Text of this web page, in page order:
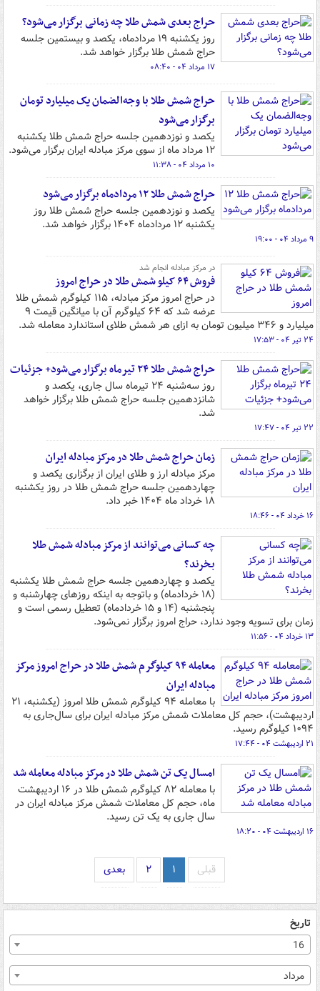
حراج بعدی شمش طلا چه زمانی برگزار می‌شود؟
روز یکشنبه ۱۹ مردادماه، یکصد و بیستمین جلسه
حراج شمش طلا برگزار خواهد شد.
۱۷ مرداد ۰۴ - ۰۸:۴۰
حراج شمش طلا با وجه‌الضمان یک میلیارد تومان
برگزار می‌شود
یکصد و نوزدهمین جلسه حراج شمش طلا یکشنبه
۱۲ مرداد ماه از سوی مرکز مبادله ایران برگزار می‌شود.
۱۰ مرداد ۰۴ - ۱۱:۳۸
حراج شمش طلا ۱۲ مردادماه برگزار می‌شود
یکصد و نوزدهمین جلسه حراج شمش طلا روز
یکشنبه ۱۲ مردادماه ۱۴۰۴ برگزار خواهد شد.
۹ مرداد ۰۴ - ۱۹:۰۰
در مرکز مبادله انجام شد
فروش ۶۴ کیلو شمش طلا در حراج امروز
در حراج امروز مرکز مبادله، ۱۱۵ کیلوگرم شمش طلا
عرضه شد که ۶۴ کیلوگرم آن با میانگین قیمت ۹
میلیارد و ۳۴۶ میلیون تومان به ازای هر شمش طلای استاندارد معامله شد.
۲۴ تیر ۰۴ - ۱۷:۵۳
حراج شمش طلا ۲۴ تیرماه برگزار می‌شود+ جزئیات
روز سه‌شنبه ۲۴ تیرماه سال جاری، یکصد و
شانزدهمین جلسه حراج شمش طلا برگزار خواهد
شد.
۲۲ تیر ۰۴ - ۱۷:۴۷
زمان حراج شمش طلا در مرکز مبادله ایران
مرکز مبادله ارز و طلای ایران از برگزاری یکصد و
چهاردهمین جلسه حراج شمش طلا در روز یکشنبه
۱۸ خرداد ماه ۱۴۰۴ خبر داد.
۱۶ خرداد ۰۴ - ۱۸:۴۶
چه کسانی می‌توانند از مرکز مبادله شمش طلا
بخرند؟
یکصد و چهاردهمین جلسه حراج شمش طلا یکشنبه
(۱۸ خردادماه) و باتوجه به اینکه روزهای چهارشنبه و
پنجشنبه (۱۴ و ۱۵ خردادماه) تعطیل رسمی است و
زمان برای تسویه وجود ندارد، حراج امروز برگزار نمی‌شود.
۱۳ خرداد ۰۴ - ۱۱:۵۶
معامله ۹۴ کیلوگرم شمش طلا در حراج امروز مرکز
مبادله ایران
با معامله ۹۴ کیلوگرم شمش طلا امروز (یکشنبه، ۲۱
اردیبهشت)، حجم کل معاملات شمش مرکز مبادله ایران برای سال‌جاری به
۱۰۹۴ کیلوگرم رسید.
۲۱ اردیبهشت ۰۴ - ۱۷:۴۴
امسال یک تن شمش طلا در مرکز مبادله معامله شد
با معامله ۸۲ کیلوگرم شمش طلا در ۱۶ اردیبهشت
ماه، حجم کل معاملات شمش مرکز مبادله ایران در
سال جاری به یک تن رسید.
۱۶ اردیبهشت ۰۴ - ۱۸:۲۰
قبلی ۱ ۲ بعدی
تاریخ
16
مرداد